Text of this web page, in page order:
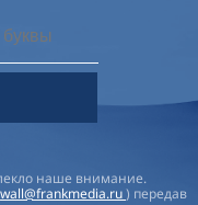
наше внимание.
wall@frankmedia.ru) передав